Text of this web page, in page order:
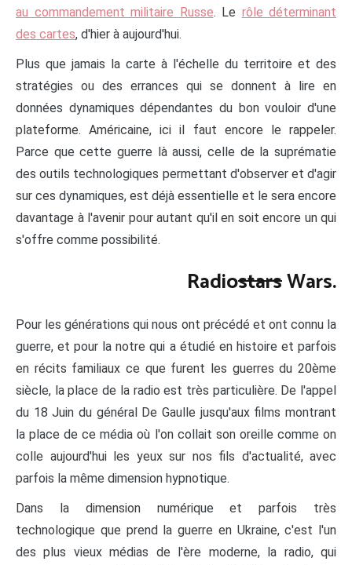
au commandement militaire Russe. Le rôle déterminant
des cartes, d'hier à aujourd'hui.
Plus que jamais la carte à l'échelle du territoire et des
stratégies ou des errances qui se donnent à lire en
données dynamiques dépendantes du bon vouloir d'une
plateforme. Américaine, ici il faut encore le rappeler.
Parce que cette guerre là aussi, celle de la suprématie
des outils technologiques permettant d'observer et d'agir
sur ces dynamiques, est déjà essentielle et le sera encore
davantage à l'avenir pour autant qu'il en soit encore un qui
s'offre comme possibilité.
RadiostarsWars.
Pour les générations qui nous ont précédé et ont connu la
guerre, et pour la notre qui a étudié en histoire et parfois
en récits familiaux ce que furent les guerres du 20ème
siècle, la place de la radio est très particulière. De l'appel
du 18 Juin du général De Gaulle jusqu'aux films montrant
la place de ce média où l'on collait son oreille comme on
colle aujourd'hui les yeux sur nos fils d'actualité, avec
parfois la même dimension hypnotique.
Dans la dimension numérique et parfois très
technologique que prend la guerre en Ukraine, c'est l'un
des plus vieux médias de l'ère moderne, la radio, qui